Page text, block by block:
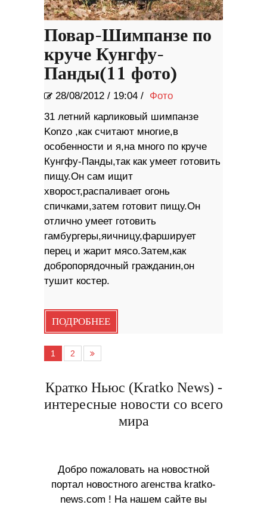
Повар-Шимпанзе по
круче Кунгфу-
Панды(11 фото)
28/08/2012 / 19:04 / Фото
31 летний карликовый шимпанзе
Konzo ,как считают многие,в
особенности и я,на много по круче
Кунгфу-Панды,так как умеет готовить
пищу.Он сам ищит
хворост,распаливает огонь
спичками,затем готовит пищу.Он
отлично умеет готовить
гамбургеры,яичницу,фарширует
перец и жарит мясо.Затем,как
добропорядочный гражданин,он
тушит костер.
ПОДРОБНЕЕ
1 2
Кратко Ньюс (Kratko News) -
интересные новости со всего
мира
Добро пожаловать на новостной
портал новостного агенства kratko-
news.com ! На нашем сайте вы